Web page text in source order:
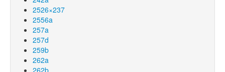
2526×237
2556a
257a
257d
259b
262a
262b